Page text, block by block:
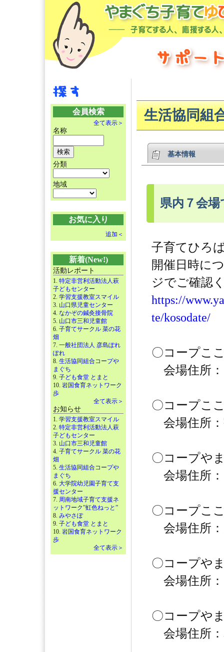
会員検索
全て表示＞
名称
分類
地域
お気に入り
追加＜
新着(New!)
活動レポート
1. 特定非営利活動法人萩
子どもセンター
2. 学習支援教室スマイル
3. 山口県児童センター
4. なかぞの鍼灸接骨院
5. 山口市三和児童館
6. 子育てサークル 菜の花
畑
7. 一般社団法人 彦島ぽれ
ぽれ
8. 生活協同組合コープや
まぐち
9. 子ども食堂 とまと
10. 岩国食育ネットワーク
歩
全て表示＞
お知らせ
1. 学習支援教室スマイル
2. 特定非営利活動法人萩
子どもセンター
3. 山口市三和児童館
4. 子育てサークル 菜の花
畑
5. 生活協同組合コープや
まぐち
6. 大学院幼児園子育て支
援センター
7. 周南地域子育て支援ネ
ットワーク”虹色ねっと”
8. みやさぽ
9. 子ども食堂 とまと
10. 岩国食育ネットワーク
歩
全て表示＞
生活協同組
基本情報
県内７会
子育てひろ
開催日時に
ジでご確認
https://
te/kosodate/
〇コープこ
会場住所：
〇コープこ
会場住所：
〇コープや
会場住所：
〇コープこ
会場住所：
〇コープや
会場住所：
〇コープや
会場住所：